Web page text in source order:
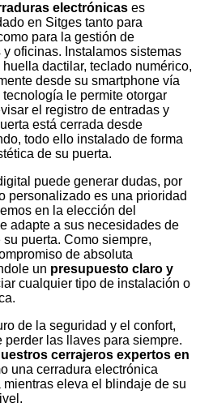
electrónicas es
en Sitges tanto para
para la gestión de
oficinas. Instalamos sistemas
dactilar, teclado numérico,
desde su smartphone vía
le permite otorgar
el registro de entradas y
está cerrada desde
todo ello instalado de forma
de su puerta.
puede generar dudas, por
personalizado es una prioridad
en la elección del
adapte a sus necesidades de
puerta. Como siempre,
de absoluta
un presupuesto claro y
cualquier tipo de instalación o
de la seguridad y el confort,
las llaves para siempre.
cerrajeros expertos en
una cerradura electrónica
eleva el blindaje de su